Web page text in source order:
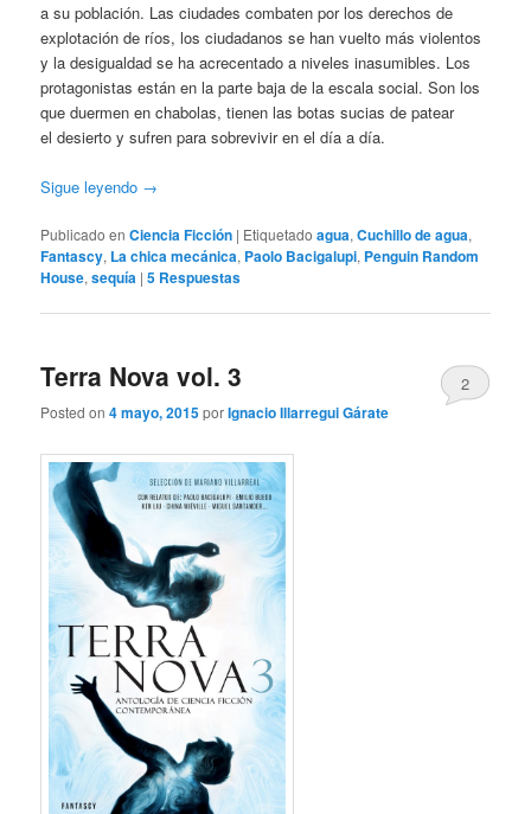
a su población. Las ciudades combaten por los derechos de
explotación de ríos, los ciudadanos se han vuelto más violentos
y la desigualdad se ha acrecentado a niveles inasumibles. Los
protagonistas están en la parte baja de la escala social. Son los
que duermen en chabolas, tienen las botas sucias de patear
el desierto y sufren para sobrevivir en el día a día.
Sigue leyendo →
Publicado en Ciencia Ficción | Etiquetado agua,Cuchillo de agua,
Fantascy, La chica mecánica, Paolo Bacigalupi, Penguin Random
House,sequía |5 Respuestas
Terra Nova vol. 3
Posted on4 mayo, 2015porIgnacio Illarregui Gárate
2